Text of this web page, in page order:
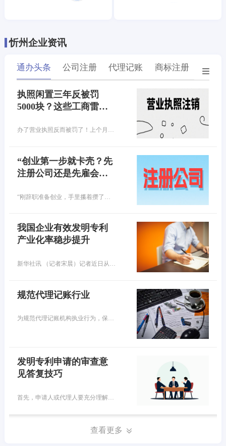
忻州企业资讯
通办头条 公司注册 代理记账 商标注册 专利
执照闲置三年反被罚
5000块？这些工商雷
办了营业执照反而被罚了！上个月去注销营业执照，工作人员一句话让我腿软，您这执照异常3年，得先交罚款！原来当初随手办的执照，竟因连续3年没做年报，早就进黑名单了…
“创业第一步就卡壳？先
注册公司还是先雇会
了！”
我国企业有效发明专利
产业化率稳步提升
新华社讯 （记者宋晨）记者近日从国家知识产权局获悉，目前，我国国内有效发明专利中，企业所占比重已超七成，数量超过300万件。我国企业有效发明专利产业化率稳步提升，专利转化运用效益持续提高。
规范代理记账行业
为规范代理记账机构执业行为，保证执业质量和服务水平，财政部在2023年底印发了《代理记账基础工作规范（试行）》（以下简称《工作规范》），已于2024年1月起正式施行。代理记账机构从事的是社会性会计服务活动，提供的服务内容主要包括会计核算、税务申报、财务报表编制、税务筹划等，已成为促进中小微企业成长的重要专业力量。目前，我国取得行政许可的代理记账机构已经超过10万家，从业人员也超过30万人。
发明专利申请的审查意
见答复技巧
查看更多